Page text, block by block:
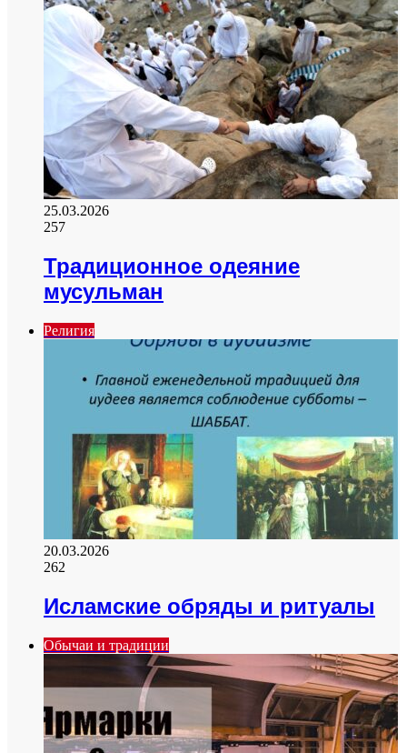
25.03.2026
257
Традиционное одеяние
мусульман
Религия
20.03.2026
262
Исламские обряды и ритуалы
Обычаи и традиции